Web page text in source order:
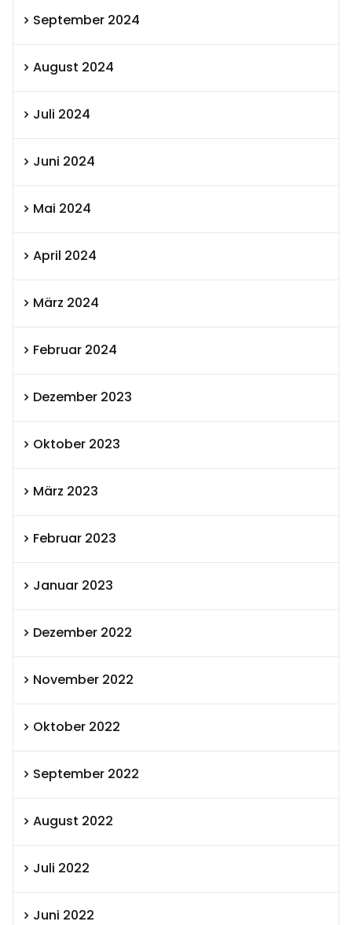
September 2024
August 2024
Juli 2024
Juni 2024
Mai 2024
April 2024
März 2024
Februar 2024
Dezember 2023
Oktober 2023
März 2023
Februar 2023
Januar 2023
Dezember 2022
November 2022
Oktober 2022
September 2022
August 2022
Juli 2022
Juni 2022